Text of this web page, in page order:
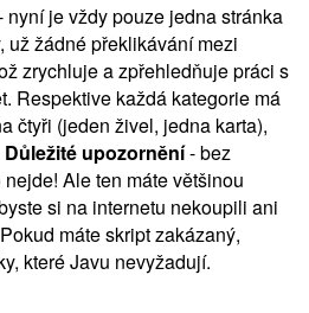
je vždy pouze jedna stránka
už žádné překlikávání mezi
zrychluje a zpřehledňuje práci s
Respektive každá kategorie má
čtyři (jeden živel, jedna karta),
Důležité upozornění- bez
Ale ten máte většinou
si na internetu nekoupili ani
Pokud máte skript zakázaný,
které Javu nevyžadují.